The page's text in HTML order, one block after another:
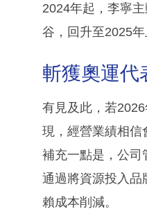
2024年起，李寧
谷，回升至2025年
斬獲奧運代
有見及此，若
現，經營業績相信
補充一點是，公司
通過將資源投入品
賴成本削減。